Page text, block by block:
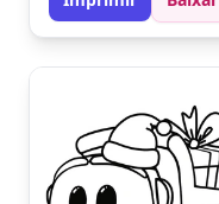
Use giz de cera ou
vida a este caminhão